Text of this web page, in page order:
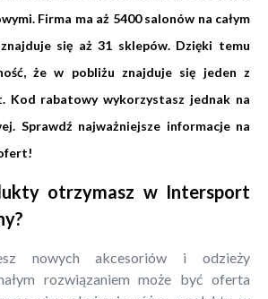
Firma ma aż 5400 salonów na całym
się aż 31 sklepów. Dzięki temu
że w pobliżu znajduje się jeden z
Kod rabatowy wykorzystasz jednak na
Sprawdź najważniejsze informacje na
otrzymasz w Intersport
nowych akcesoriów i odzieży
rozwiązaniem może być oferta